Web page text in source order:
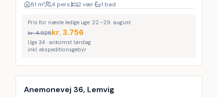
81 m² 4 pers. 2 vær. 1 bad
Pris for næste ledige uge: 22.–29. august
kr.4.925kr. 3.756
Uge 34 · ankomst lørdag
inkl. ekspeditionsgebyr
Anemonevej 36, Lemvig